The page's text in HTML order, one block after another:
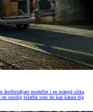
återförsäljare modeller i en mängd olika
en smidig bilaffär som du kan känna dig